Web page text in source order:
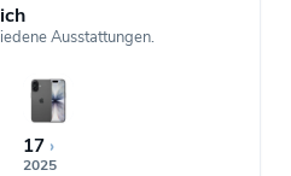
Ausstattungen.
17 ›
2025